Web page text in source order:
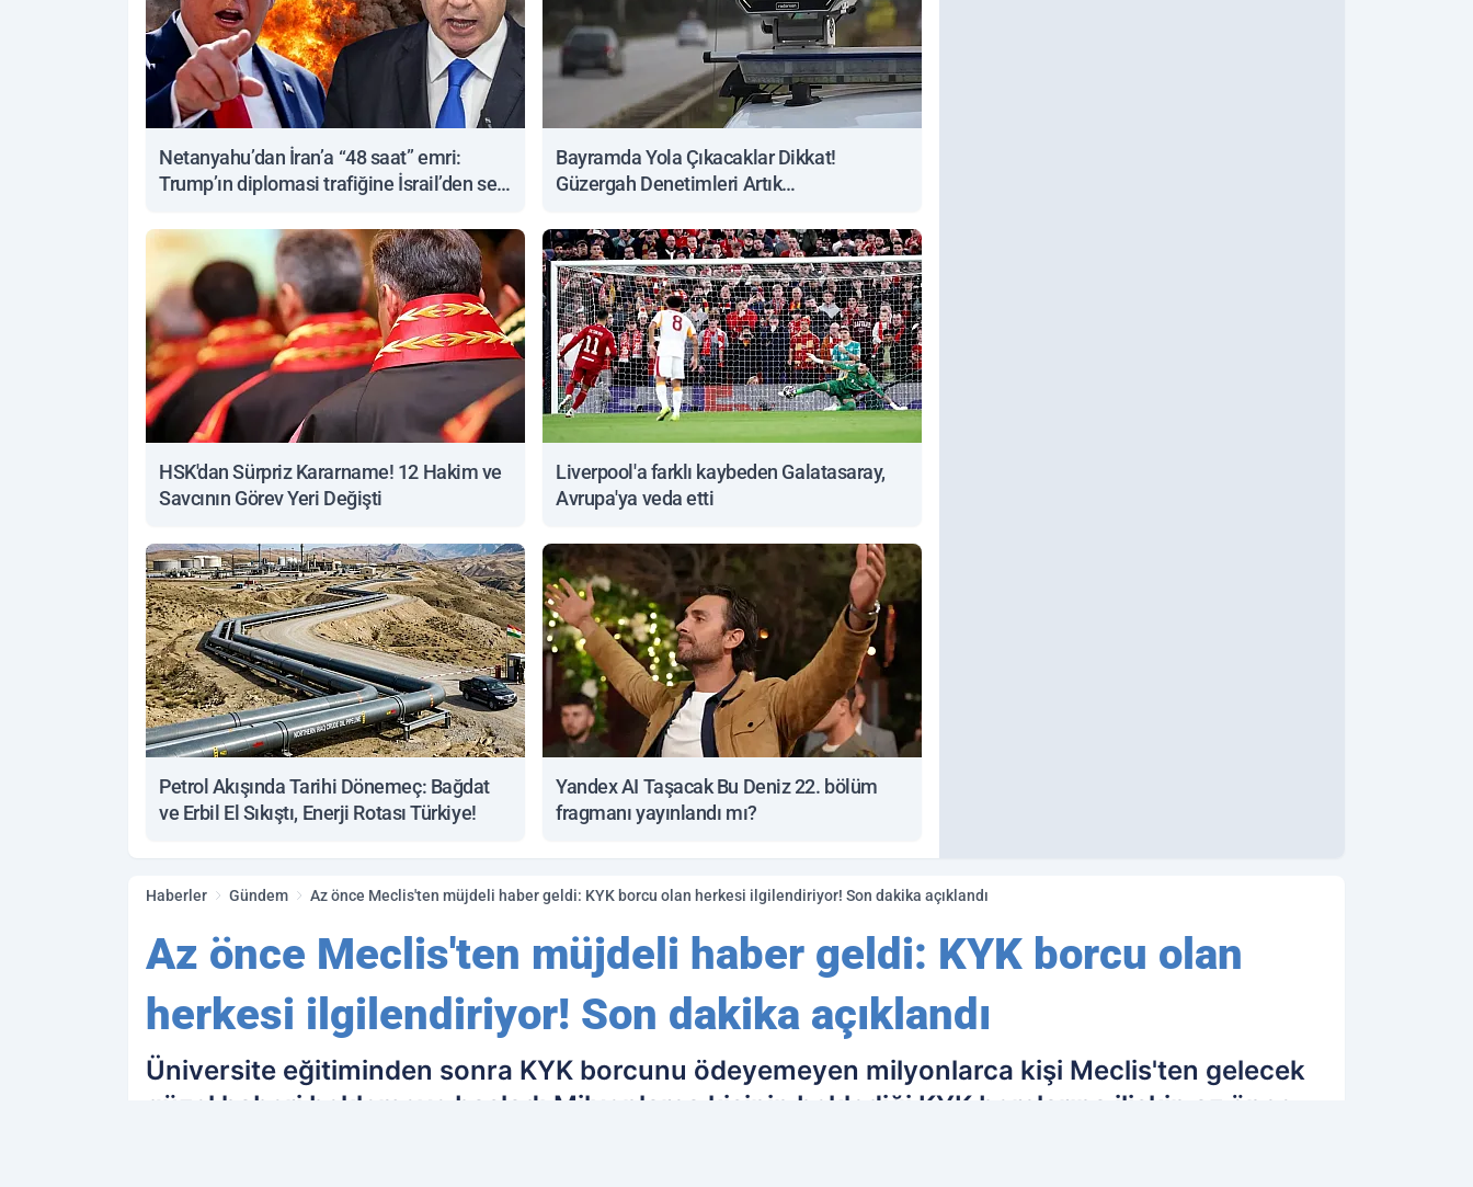
Netanyahu’dan İran’a “48 saat” emri:
Trump’ın diplomasi trafiğine İsrail’den sert
Bayramda Yola Çıkacaklar Dikkat!
Güzergah Denetimleri Artık
HSK'dan Sürpriz Kararname! 12 Hakim ve
Savcının Görev Yeri Değişti
Liverpool'a farklı kaybeden Galatasaray,
Avrupa'ya veda etti
Petrol Akışında Tarihi Dönemeç: Bağdat
ve Erbil El Sıkıştı, Enerji Rotası Türkiye!
Yandex AI Taşacak Bu Deniz 22. bölüm
fragmanı yayınlandı mı?
Haberler Gündem Az önce Meclis'ten müjdeli haber geldi: KYK borcu olan herkesi ilgilendiriyor! Son dakika açıklandı
Az önce Meclis'ten müjdeli haber geldi: KYK borcu olan
herkesi ilgilendiriyor! Son dakika açıklandı
Üniversite eğitiminden sonra KYK borcunu ödeyemeyen milyonlarca kişi Meclis'ten gelecek
güzel haberi beklemeye başladı.Milyonlarca kişinin beklediği KYK borçlarına ilişkin az önce